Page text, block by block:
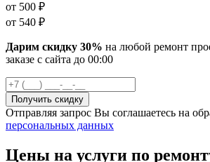
от 500 ₽
от 540 ₽
Дарим скидку 30% на любой ремонт
заказе с сайта до 00:00
Отправляя запрос Вы соглашаетесь на
персональных данных
Цены на услуги по